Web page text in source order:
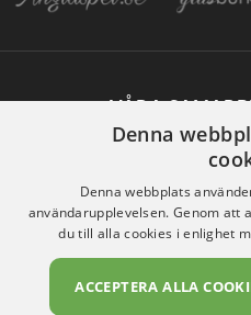
VÅRA
Denna
Denna webbplats
användarupplevelsen. Genom att
du till alla cookies i enlighet
ACCEPTERA ALLA